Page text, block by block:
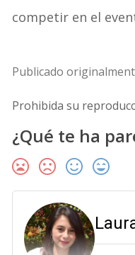
competir en el
Publicado
Prohibida su
¿Qué te ha